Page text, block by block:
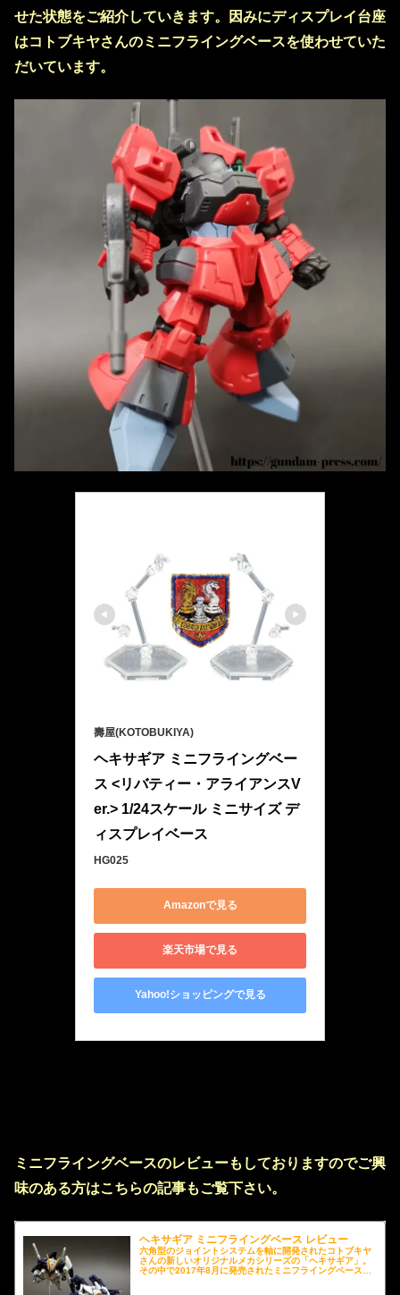
せた状態をご紹介していきます。因みにディスプレイ台座
はコトブキヤさんのミニフライングベースを使わせていた
だいています。
壽屋(KOTOBUKIYA)
ヘキサギア ミニフライングベー
ス <リバティー・アライアンスV
er.> 1/24スケール ミニサイズ デ
ィスプレイベース
HG025
Amazonで見る
楽天市場で見る
Yahoo!ショッピングで見る
ミニフライングベースのレビューもしておりますのでご興
味のある方はこちらの記事もご覧下さい。
ヘキサギア ミニフライングベース レビュー
六角型のジョイントシステムを軸に開発されたコトブキヤ
さんの新しいオリジナルメカシリーズの「ヘキサギア」。
その中で2017年8月に発売されたミニフライングベースは